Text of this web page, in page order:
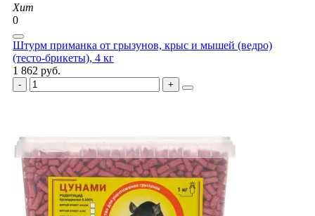
Хит
0
Штурм приманка от грызунов, крыс и мышей (ведро)
(тесто-брикеты), 4 кг
1 862 руб.